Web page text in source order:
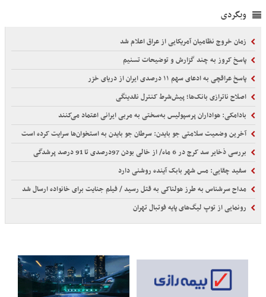
وبگردی
زمان خروج نظامیان آمریکایی از عراق اعلام شد
پاسخ کروز به چند گزارش و توضیحات تسنیم
پاسخ عراقچی به ادعای سهم ۱۱ درصدی ایران از دریای خزر
اصلاح ناترازی بانک‌ها؛ پیش‌شرط کنترل نقدینگی
بادامکی: هواداران پرسپولیس به‌سختی به مربی ایرانی اعتماد می‌کنند
آخرین وضعیت سلامتی جو بایدن: سرطان جو بایدن به استخوان‌ها سرایت کرده است
بررسی ذخایر سد کرج در 6 ماه/ از خالی بودن 97درصدی تا 91 درصد پرشدگی
سفید چقایی: مس شهر بابک آینده روشنی دارد
مداح سرشناس به طرز هولناکی به قتل رسید / فیلم جنایت برای خانواده ارسال شد
رونمایی از توپ لیگ‌های پایه فوتبال تهران